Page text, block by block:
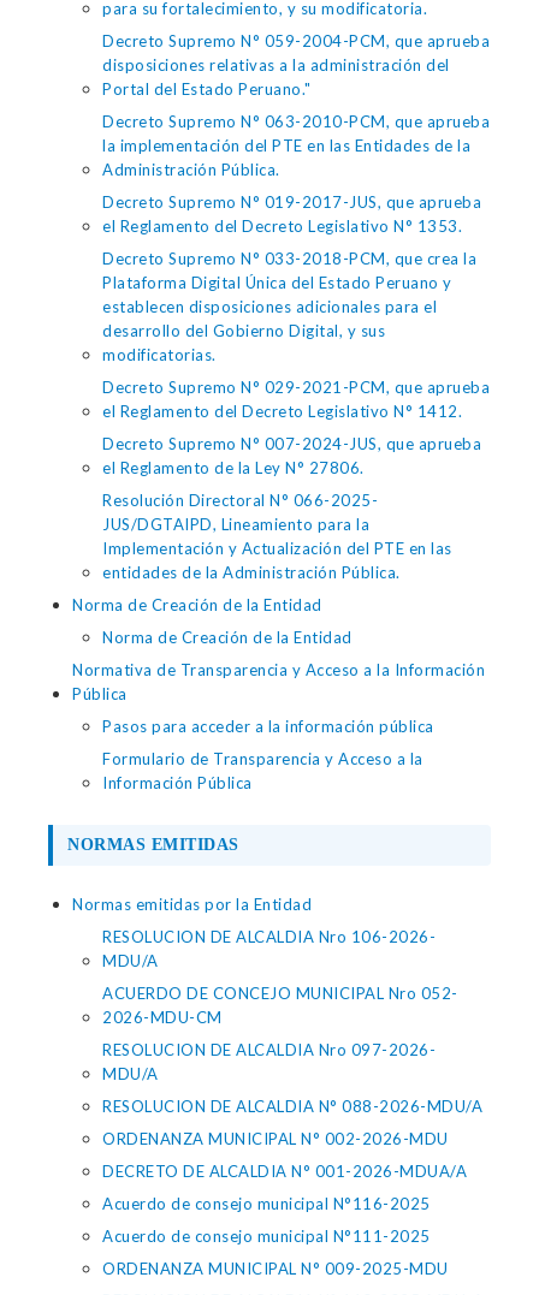
para su fortalecimiento, y su modificatoria.
Decreto Supremo N° 059-2004-PCM, que aprueba
disposiciones relativas a la administración del
Portal del Estado Peruano."
Decreto Supremo N° 063-2010-PCM, que aprueba
la implementación del PTE en las Entidades de la
Administración Pública.
Decreto Supremo N° 019-2017-JUS, que aprueba
el Reglamento del Decreto Legislativo N° 1353.
Decreto Supremo N° 033-2018-PCM, que crea la
Plataforma Digital Única del Estado Peruano y
establecen disposiciones adicionales para el
desarrollo del Gobierno Digital, y sus
modificatorias.
Decreto Supremo N° 029-2021-PCM, que aprueba
el Reglamento del Decreto Legislativo N° 1412.
Decreto Supremo N° 007-2024-JUS, que aprueba
el Reglamento de la Ley N° 27806.
Resolución Directoral N° 066-2025-
JUS/DGTAIPD, Lineamiento para la
Implementación y Actualización del PTE en las
entidades de la Administración Pública.
Norma de Creación de la Entidad
Norma de Creación de la Entidad
Normativa de Transparencia y Acceso a la Información
Pública
Pasos para acceder a la información pública
Formulario de Transparencia y Acceso a la
Información Pública
NORMAS EMITIDAS
Normas emitidas por la Entidad
RESOLUCION DE ALCALDIA Nro 106-2026-
MDU/A
ACUERDO DE CONCEJO MUNICIPAL Nro 052-
2026-MDU-CM
RESOLUCION DE ALCALDIA Nro 097-2026-
MDU/A
RESOLUCION DE ALCALDIA N° 088-2026-MDU/A
ORDENANZA MUNICIPAL N° 002-2026-MDU
DECRETO DE ALCALDIA N° 001-2026-MDUA/A
Acuerdo de consejo municipal N°116-2025
Acuerdo de consejo municipal N°111-2025
ORDENANZA MUNICIPAL N° 009-2025-MDU